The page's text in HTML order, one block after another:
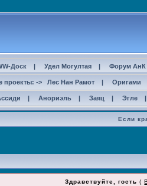
Доск | Удел Могултая | Форум АнК
проекты: -> Лес Нан Рамот | Оригами
| Анориэль | Заяц | Эгле
Если
Здравствуйте, гость (